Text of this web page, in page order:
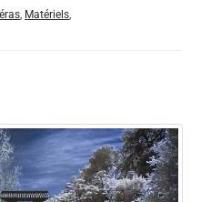
, Matériels,